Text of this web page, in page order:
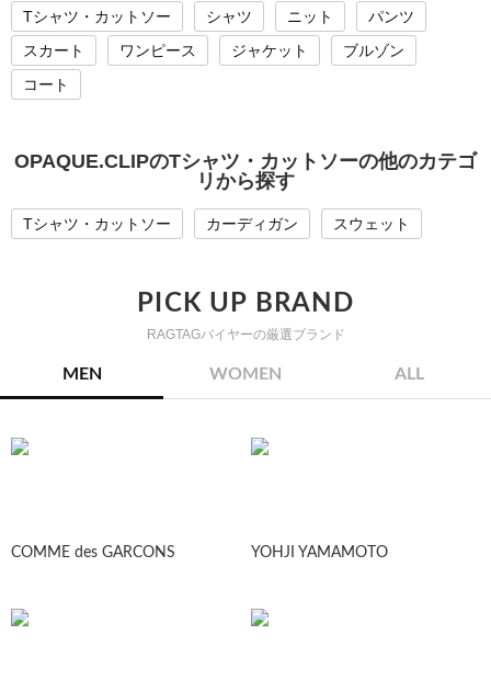
Tシャツ・カットソー シャツ ニット
パンツ
スカート
ワンピース ジャケット
ブルゾン
コート
OPAQUE.CLIPのTシャツ・カットソーの他のカテゴ
リから探す
Tシャツ・カットソー カーディガン スウェット
PICK UP BRAND
RAGTAGバイヤーの厳選ブランド
MEN WOMEN ALL
COMME des GARCONS YOHJI YAMAMOTO